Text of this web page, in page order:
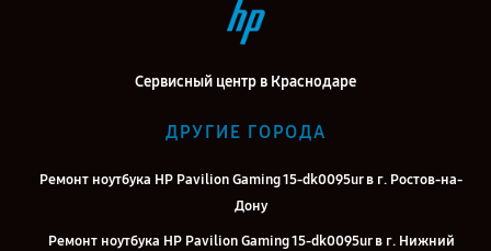
Сервисный центр в Краснодаре
ДРУГИЕ ГОРОДА
Ремонт ноутбука HP Pavilion Gaming 15-dk0095ur в г. Ростов-на-
Дону
Ремонт ноутбука HP Pavilion Gaming 15-dk0095ur в г. Нижний